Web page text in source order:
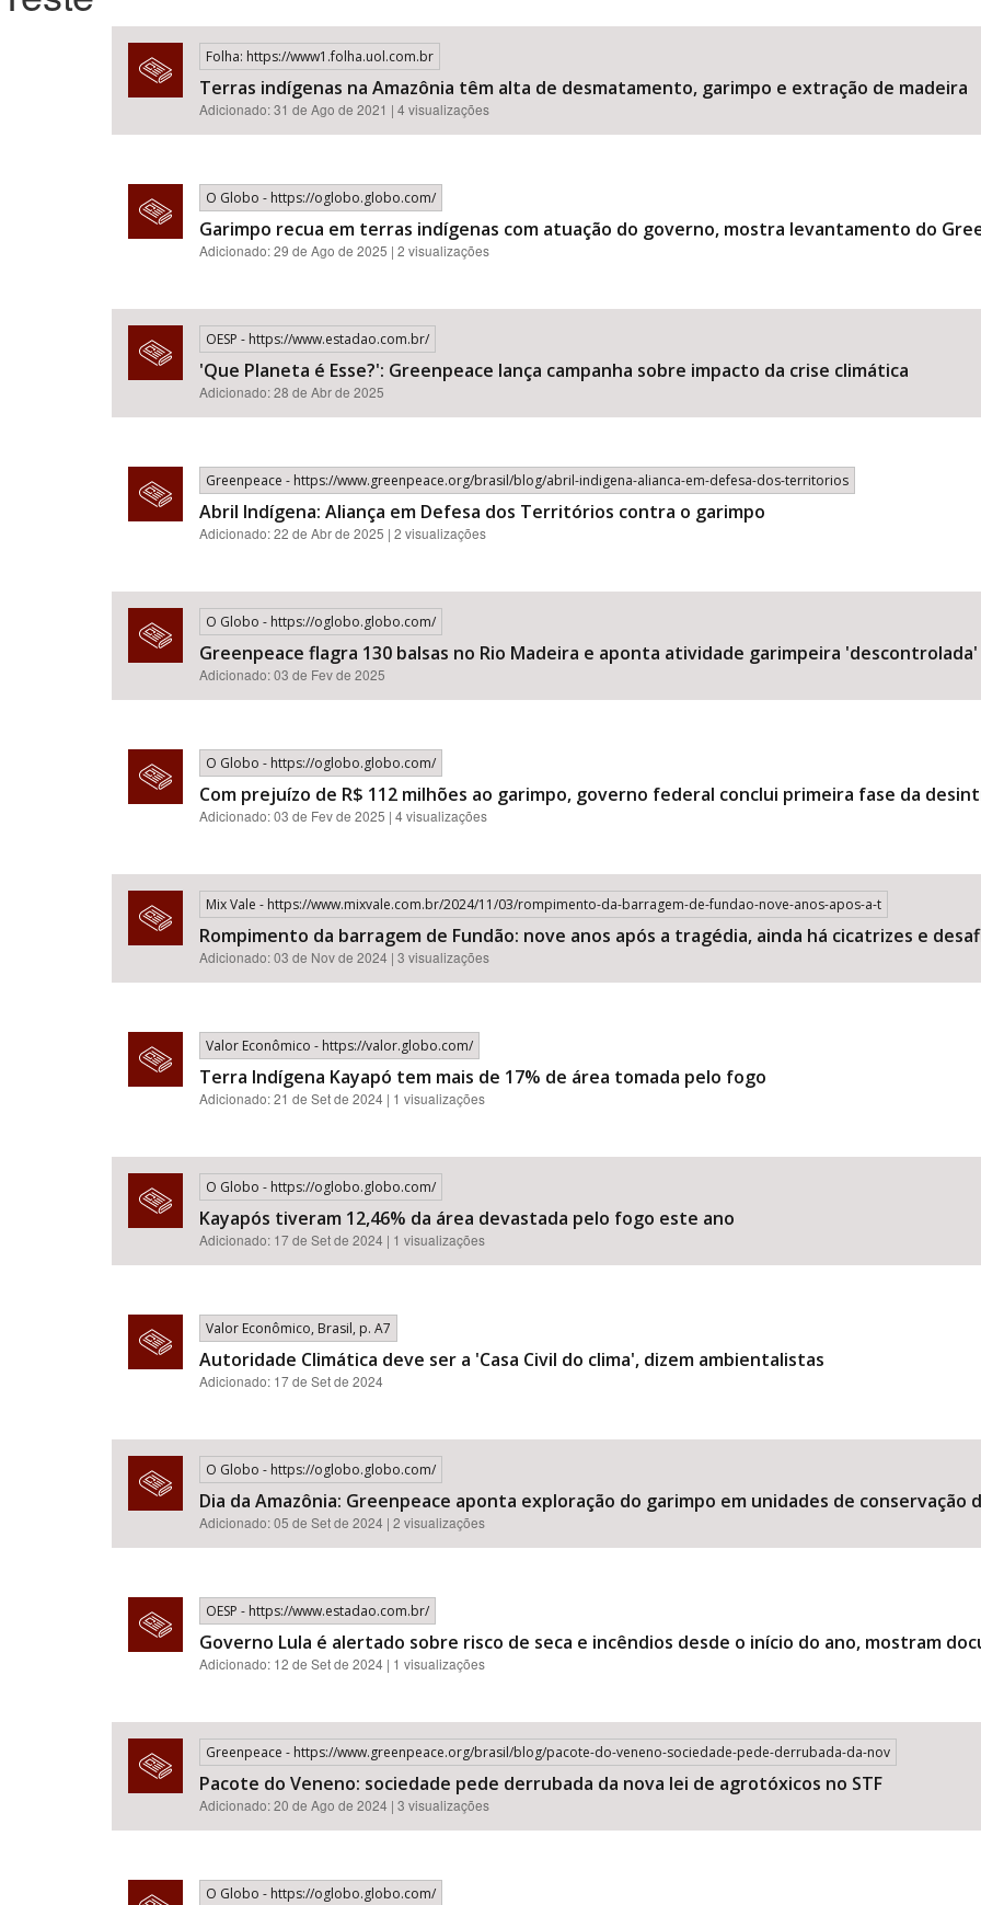
Área de Levantamento Área Protegida
Folha: https://www1.folha.uol.com.br
Terras indígenas na Amazônia têm alta de desmatamento, garimpo e extração de madeira
Adicionado: 31 de Ago de 2021 | 4 visualizações
O Globo - https://oglobo.globo.com/
Garimpo recua em terras indígenas com atuação do governo, mostra levantamento do
Adicionado: 29 de Ago de 2025 | 2 visualizações
OESP - https://www.estadao.com.br/
'Que Planeta é Esse?': Greenpeace lança campanha sobre impacto da crise climática
Adicionado: 28 de Abr de 2025
Greenpeace - https://www.greenpeace.org/brasil/blog/abril-indigena-alianca-em-defesa-dos-territorios
Abril Indígena: Aliança em Defesa dos Territórios contra o garimpo
Adicionado: 22 de Abr de 2025 | 2 visualizações
O Globo - https://oglobo.globo.com/
Greenpeace flagra 130 balsas no Rio Madeira e aponta atividade garimpeira
Adicionado: 03 de Fev de 2025
O Globo - https://oglobo.globo.com/
Com prejuízo de R$ 112 milhões ao garimpo, governo federal conclui primeira fase da
Adicionado: 03 de Fev de 2025 | 4 visualizações
Mix Vale - https://www.mixvale.com.br/2024/11/03/rompimento-da-barragem-de-fundao-nove-anos-apos-a-t
Rompimento da barragem de Fundão: nove anos após a tragédia, ainda há cicatrizes e
Adicionado: 03 de Nov de 2024 | 3 visualizações
Valor Econômico - https://valor.globo.com/
Terra Indígena Kayapó tem mais de 17% de área tomada pelo fogo
Adicionado: 21 de Set de 2024 | 1 visualizações
O Globo - https://oglobo.globo.com/
Kayapós tiveram 12,46% da área devastada pelo fogo este ano
Adicionado: 17 de Set de 2024 | 1 visualizações
Valor Econômico, Brasil, p. A7
Autoridade Climática deve ser a 'Casa Civil do clima', dizem ambientalistas
Adicionado: 17 de Set de 2024
O Globo - https://oglobo.globo.com/
Dia da Amazônia: Greenpeace aponta exploração do garimpo em unidades de conservação
Adicionado: 05 de Set de 2024 | 2 visualizações
OESP - https://www.estadao.com.br/
Governo Lula é alertado sobre risco de seca e incêndios desde o início do ano, mostram
Adicionado: 12 de Set de 2024 | 1 visualizações
Greenpeace - https://www.greenpeace.org/brasil/blog/pacote-do-veneno-sociedade-pede-derrubada-da-nov
Pacote do Veneno: sociedade pede derrubada da nova lei de agrotóxicos no STF
Adicionado: 20 de Ago de 2024 | 3 visualizações
O Globo - https://oglobo.globo.com/